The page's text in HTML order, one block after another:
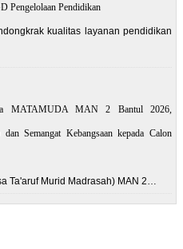
Pengelolaan Pendidikan
kualitas layanan pendidikan
MATAMUDA MAN 2 Bantul 2026,
Semangat Kebangsaan kepada Calon
Ta'aruf Murid Madrasah) MAN 2…